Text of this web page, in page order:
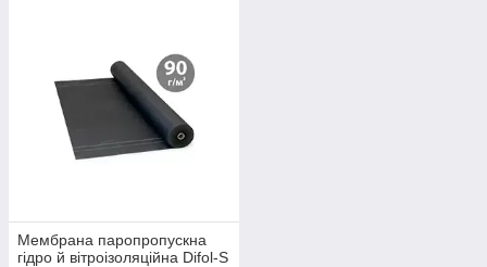
Мембрана паропропускна
гідро й вітроізоляційна Difol-S